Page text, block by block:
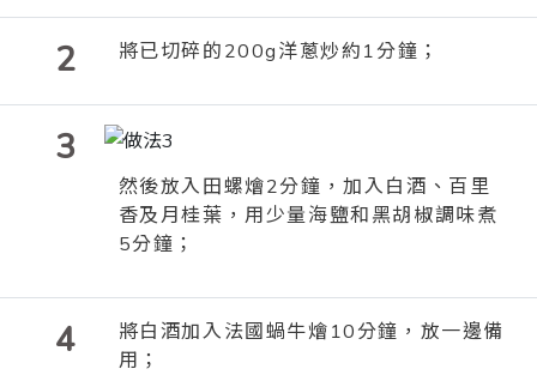
2 將已切碎的200g洋蔥炒約1分鐘；
3
然後放入田螺燴2分鐘，加入白酒、百里
香及月桂葉，用少量海鹽和黑胡椒調味煮
5分鐘；
4 將白酒加入法國蝸牛燴10分鐘，放一邊備
用；